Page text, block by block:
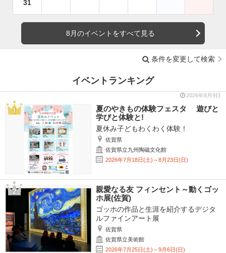
31
8月のイベントをすべて見る
条件を変更して検索
イベントランキング
2026年8月9日
夏のやきもの体験フェスタ 遊びと
学びと体験と!
夏休み子どもわくわく体験！
佐賀県
佐賀県立九州陶磁文化館
2026年7月18日(土)～8月23日(日)
親愛なる友 フィンセント～動くゴッ
ホ展(佐賀)
ゴッホの作品と生涯を紹介するデジタ
ルファインアート展
佐賀県
佐賀県立美術館
2026年7月25日(土)～9月6日(日)